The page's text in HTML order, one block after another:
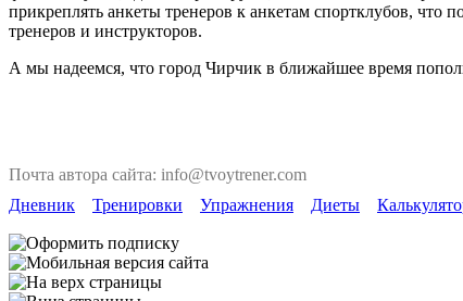
прикреплять анкеты тренеров к анкетам спортклубов,
тренеров и инструкторов.
А мы надеемся, что город Чирчик в ближайшее время
Почта автора сайта: info@tvoytrener.com
Дневник
Тренировки Упражнения Диеты